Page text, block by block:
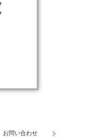
お問い合わせ